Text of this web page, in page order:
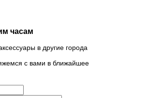
часам
в другие города
с вами в ближайшее